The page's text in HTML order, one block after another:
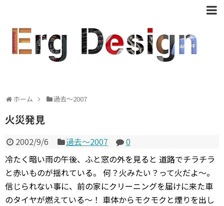
ホーム 過去〜2007
火災発見
2002/9/6 過去〜2007
0
冷たく暗い雨の午後、ふと窓の外を見ると 道路でチラチラ
と赤いものが揺れている。 何？火みたい？って火だよ〜。
信じられない事に、前の家にクリーニングを届けに来た車
のタイヤが燃えている〜！ 車体からモクモクと煙りを出し